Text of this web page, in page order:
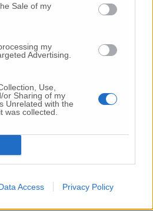
Sale of my
my
Advertising.
Use,
or Sharing of my
Unrelated with the
was collected.
Access Privacy Policy
l'articolo
a colpirsi da soli
l’ennesimo femminicidio: